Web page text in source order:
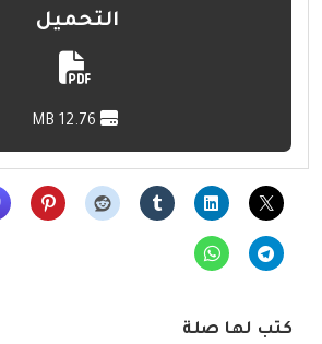
التحميل
كتب لها صلة